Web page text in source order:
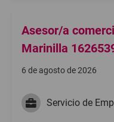
Asesor/a
Marinilla
6 de agosto de 2026
Servicio de